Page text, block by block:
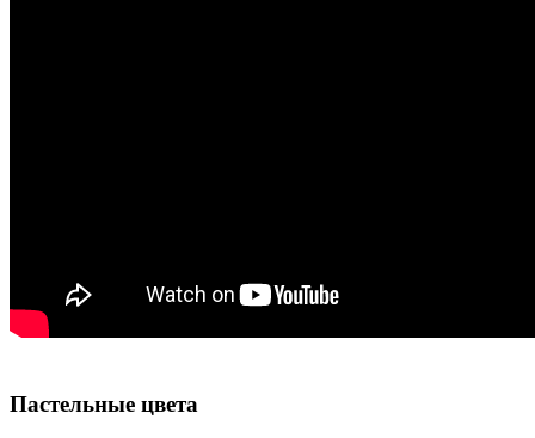
Пастельные цвета